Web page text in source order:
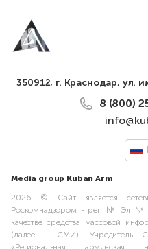
350912, г. Краснодар, ул.
8 (800)
Media group Kuban Arm
2026 © Сайт является
Роскомнадзором - рег. № Эл №
качестве средства массовой
(далее - СМИ). Учредитель
«Региональная армянская